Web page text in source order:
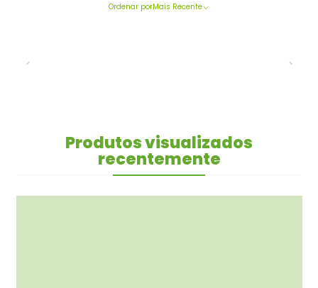
Ordenar porMais Recente
Produtos visualizados
recentemente